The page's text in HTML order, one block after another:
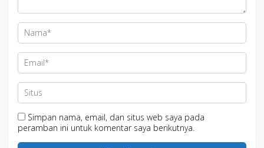
Simpan nama, email, dan situs web saya pada
peramban ini untuk komentar saya berikutnya.